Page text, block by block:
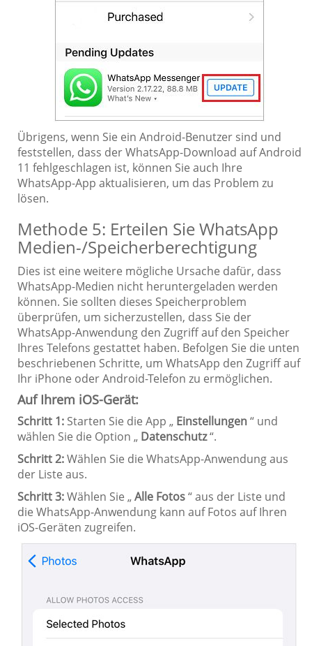
Übrigens, wenn Sie ein Android-Benutzer sind und
feststellen, dass der WhatsApp-Download auf Android
11 fehlgeschlagen ist, können Sie auch Ihre
WhatsApp-App aktualisieren, um das Problem zu
lösen.
Methode 5: Erteilen Sie WhatsApp
Medien-/Speicherberechtigung
Dies ist eine weitere mögliche Ursache dafür, dass
WhatsApp-Medien nicht heruntergeladen werden
können. Sie sollten dieses Speicherproblem
überprüfen, um sicherzustellen, dass Sie der
WhatsApp-Anwendung den Zugriff auf den Speicher
Ihres Telefons gestattet haben. Befolgen Sie die unten
beschriebenen Schritte, um WhatsApp den Zugriff auf
Ihr iPhone oder Android-Telefon zu ermöglichen.
Auf Ihrem iOS-Gerät:
Schritt 1: Starten Sie die App „ Einstellungen“ und
wählen Sie die Option „ Datenschutz“.
Schritt 2:Wählen Sie die WhatsApp-Anwendung aus
der Liste aus.
Schritt 3:Wählen Sie „Alle Fotos“ aus der Liste und
die WhatsApp-Anwendung kann auf Fotos auf Ihren
iOS-Geräten zugreifen.